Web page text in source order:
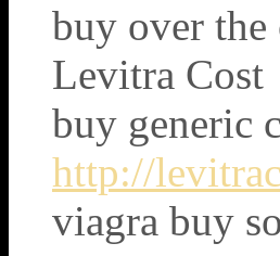
buy over the
Levitra Cost
buy generic
http://
viagra buy